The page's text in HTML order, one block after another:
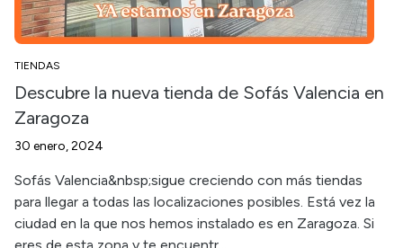
TIENDAS
Descubre la nueva tienda de Sofás Valencia en
Zaragoza
30 enero, 2024
Sofás Valencia&nbsp;sigue creciendo con más tiendas
para llegar a todas las localizaciones posibles. Está vez la
ciudad en la que nos hemos instalado es en Zaragoza. Si